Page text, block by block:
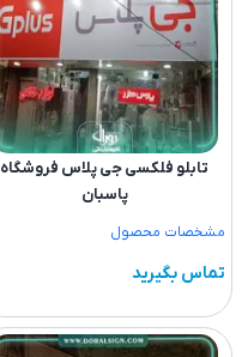
تابلو فلکسی جی پلاس فروشگاه
پاسبان
مشخصات محصول
تماس بگیرید